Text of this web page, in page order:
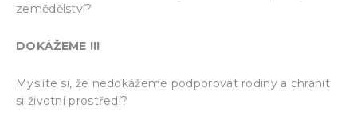
zemědělství?
DOKÁŽEME !!!
Myslíte si, že nedokážeme podporovat rodiny a chránit
si životní prostředí?